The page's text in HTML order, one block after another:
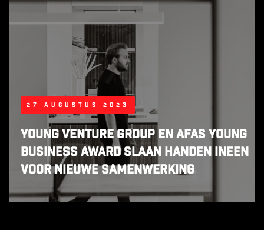
27 augustus 2023
Young Venture Group en AFAS Young
Business Award slaan handen ineen
voor nieuwe samenwerking